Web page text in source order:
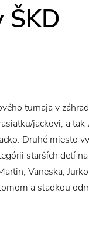
ŠKD
turnaja v
jackovi, a tak
Druhé miesto
starších detí
Vaneska,
a sladkou